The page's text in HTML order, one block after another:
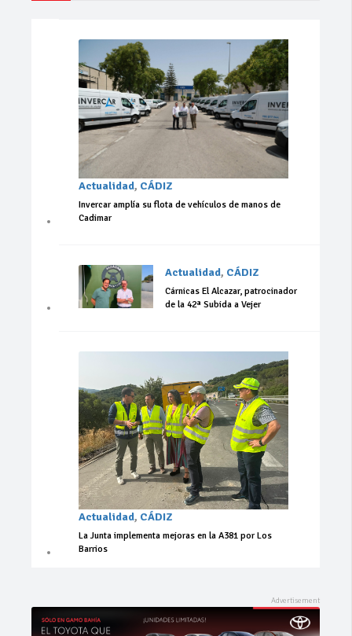
Actualidad, CÁDIZ
Invercar amplía su flota de vehículos de manos de
Cadimar
Actualidad, CÁDIZ
Cárnicas El Alcazar, patrocinador
de la 42ª Subida a Vejer
Actualidad, CÁDIZ
La Junta implementa mejoras en la A381 por Los
Barrios